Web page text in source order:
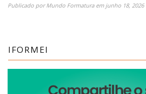
Publicado porMundo Formaturaem junho 18, 2026
IFORMEI